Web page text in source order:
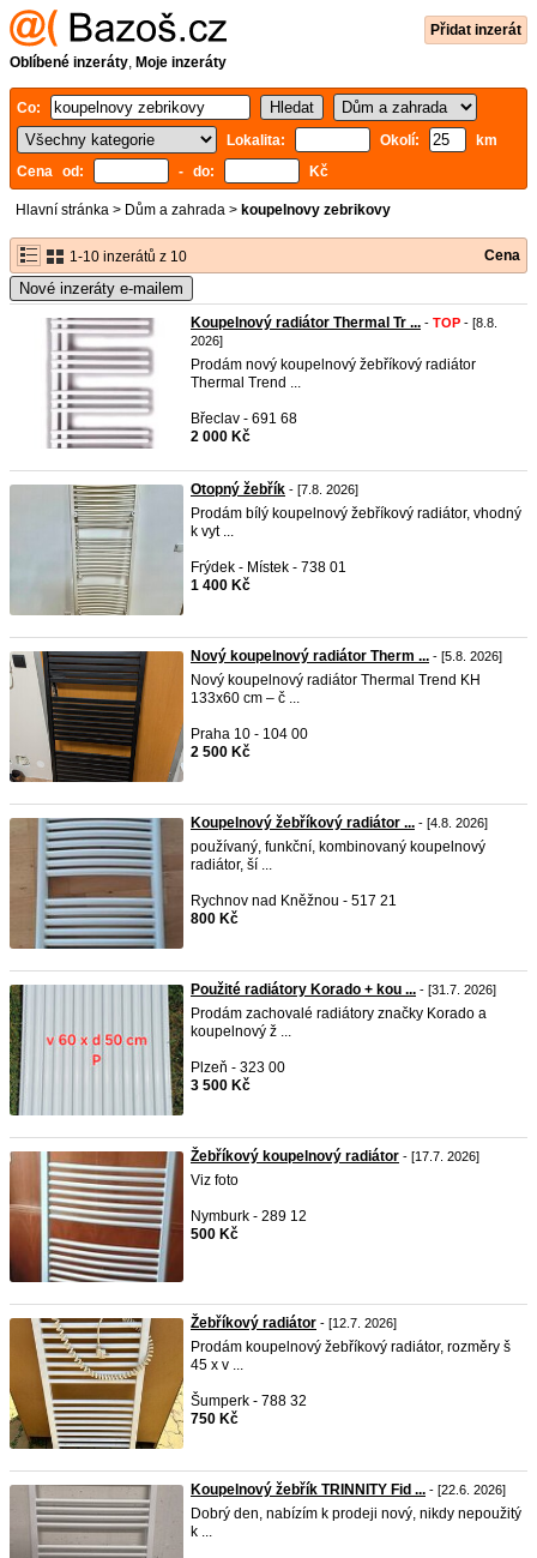
Přidat inzerát
Oblíbené inzeráty, Moje inzeráty
Co:
Lokalita:
Okolí:
km
Cena od:
- do: Kč
Hlavní stránka > Dům a zahrada > koupelnovy zebrikovy
1-10 inzerátů z 10 Cena
Nové inzeráty e-mailem
Koupelnový radiátor Thermal Tr ... - TOP - [8.8.
2026]
Prodám nový koupelnový žebříkový radiátor
Thermal Trend ...
Břeclav - 691 68
2 000 Kč
Otopný žebřík - [7.8. 2026]
Prodám bílý koupelnový žebříkový radiátor, vhodný
k vyt ...
Frýdek - Místek - 738 01
1 400 Kč
Nový koupelnový radiátor Therm ... - [5.8. 2026]
Nový koupelnový radiátor Thermal Trend KH
133x60 cm – č ...
Praha 10 - 104 00
2 500 Kč
Koupelnový žebříkový radiátor ... - [4.8. 2026]
používaný, funkční, kombinovaný koupelnový
radiátor, ší ...
Rychnov nad Kněžnou - 517 21
800 Kč
Použité radiátory Korado + kou ... - [31.7. 2026]
Prodám zachovalé radiátory značky Korado a
koupelnový ž ...
Plzeň - 323 00
3 500 Kč
Žebříkový koupelnový radiátor - [17.7. 2026]
Viz foto
Nymburk - 289 12
500 Kč
Žebříkový radiátor - [12.7. 2026]
Prodám koupelnový žebříkový radiátor, rozměry š
45 x v ...
Šumperk - 788 32
750 Kč
Koupelnový žebřík TRINNITY Fid ... - [22.6. 2026]
Dobrý den, nabízím k prodeji nový, nikdy nepoužitý
k ...